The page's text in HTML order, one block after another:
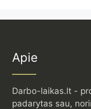
Apie
Darbo-laikas.lt -
padarytas sau,